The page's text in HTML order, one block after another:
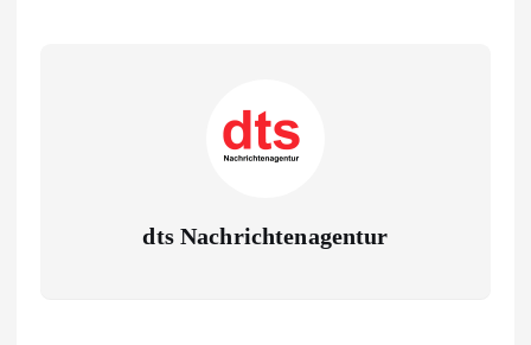
dts Nachrichtenagentur